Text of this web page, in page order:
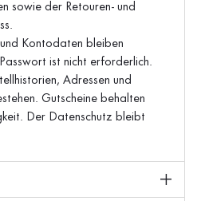
sowie der Retouren- und
Kontodaten bleiben
ist nicht erforderlich.
Adressen und
Gutscheine behalten
Der Datenschutz bleibt